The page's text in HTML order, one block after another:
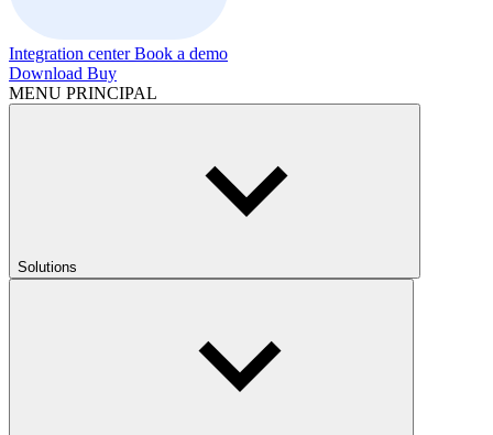
Integration centerBook a demo
Download Buy
MENU PRINCIPAL
Solutions